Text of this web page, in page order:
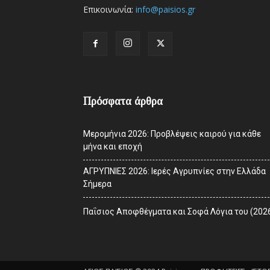
Επικοινωνία: info@paisios.gr
Πρόσφατα άρθρα
Μερομήνια 2026: Προβλέψεις καιρού για κάθε
μήνα και εποχή
ΑΓΡΥΠΝΙΕΣ 2026: Ιερές Αγρυπνίες στην Ελλάδα
Σήμερα
Παΐσιος Αποφθέγματα και Σοφά Λόγια του